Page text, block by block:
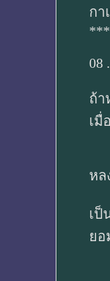
กา
08
ถ้า
เมื่
หล
เป็
ยอ